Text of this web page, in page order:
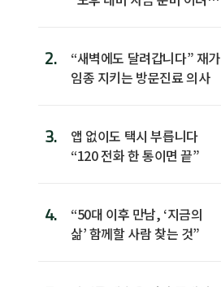
2.
“새벽에도 달려갑니다” 재가
임종 지키는 방문진료 의사
3.
앱 없이도 택시 부릅니다
“120 전화 한 통이면 끝”
4.
“50대 이후 만남, ‘지금의
삶’ 함께할 사람 찾는 것”